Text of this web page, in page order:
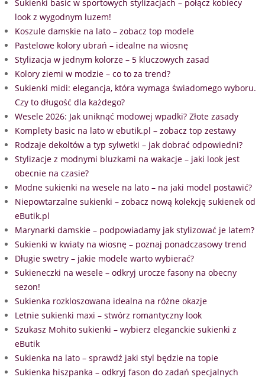
Sukienki basic w sportowych stylizacjach – połącz kobiecy
look z wygodnym luzem!
Koszule damskie na lato – zobacz top modele
Pastelowe kolory ubrań – idealne na wiosnę
Stylizacja w jednym kolorze – 5 kluczowych zasad
Kolory ziemi w modzie – co to za trend?
Sukienki midi: elegancja, która wymaga świadomego wyboru.
Czy to długość dla każdego?
Wesele 2026: Jak uniknąć modowej wpadki? Złote zasady
Komplety basic na lato w ebutik.pl – zobacz top zestawy
Rodzaje dekoltów a typ sylwetki – jak dobrać odpowiedni?
Stylizacje z modnymi bluzkami na wakacje – jaki look jest
obecnie na czasie?
Modne sukienki na wesele na lato – na jaki model postawić?
Niepowtarzalne sukienki – zobacz nową kolekcję sukienek od
eButik.pl
Marynarki damskie – podpowiadamy jak stylizować je latem?
Sukienki w kwiaty na wiosnę – poznaj ponadczasowy trend
Długie swetry – jakie modele warto wybierać?
Sukieneczki na wesele – odkryj urocze fasony na obecny
sezon!
Sukienka rozkloszowana idealna na różne okazje
Letnie sukienki maxi – stwórz romantyczny look
Szukasz Mohito sukienki – wybierz eleganckie sukienki z
eButik
Sukienka na lato – sprawdź jaki styl będzie na topie
Sukienka hiszpanka – odkryj fason do zadań specjalnych